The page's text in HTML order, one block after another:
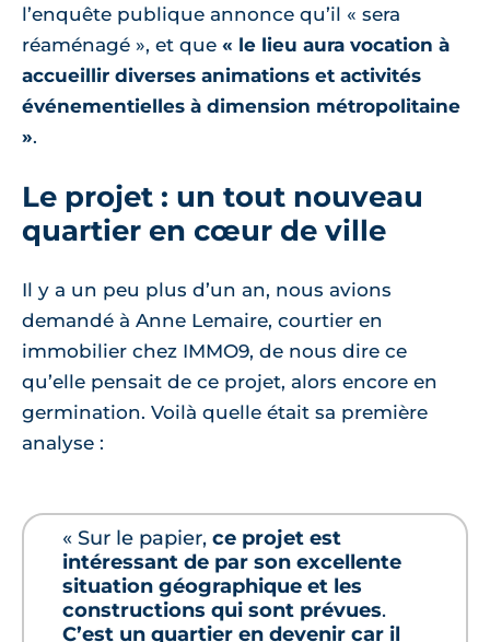
l’enquête publique annonce qu’il « sera
réaménagé », et que « le lieu aura vocation à
accueillir diverses animations et activités
événementielles à dimension métropolitaine
».
Le projet : un tout nouveau
quartier en cœur de ville
Il y a un peu plus d’un an, nous avions
demandé à Anne Lemaire, courtier en
immobilier chez IMMO9, de nous dire ce
qu’elle pensait de ce projet, alors encore en
germination. Voilà quelle était sa première
analyse :
« Sur le papier, ce projet est
intéressant de par son excellente
situation géographique et les
constructions qui sont prévues.
C’est un quartier en devenir car il